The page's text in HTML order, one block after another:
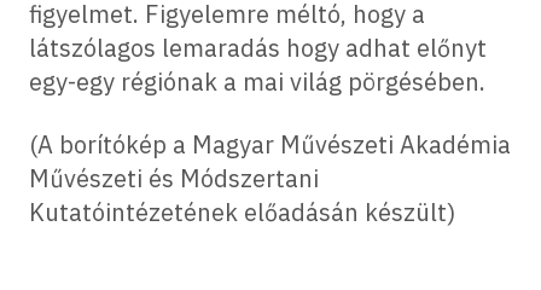
figyelmet. Figyelemre méltó, hogy a
látszólagos lemaradás hogy adhat előnyt
egy-egy régiónak a mai világ pörgésében.
(A borítókép a Magyar Művészeti Akadémia
Művészeti és Módszertani
Kutatóintézetének előadásán készült)